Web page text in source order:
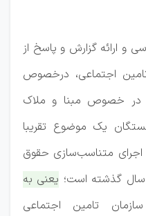
و ارائه گزارش و پاسخ از
اجتماعی، درخصوص
در خصوص مبنا و ملاک
یک موضوع تقریبا
اجرای متناسب‌سازی حقوق
گذشته است؛ یعنی به‌
تامین اجتماعی